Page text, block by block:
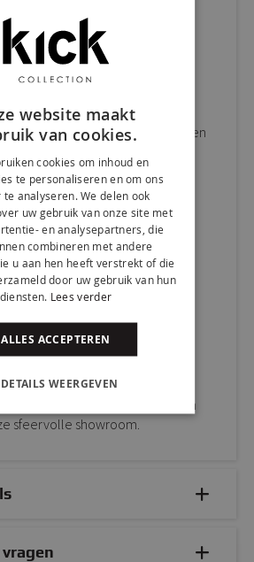
gemêleerde textuurstof
met automatische
zitting voor optimaal
met barkruk YOURI voor een
stijlvolle kleuren,
82 cm
kleur? Vraag eenvoudig gratis
thuis welke uitvoering het
past.
PAX eenvoudig online of kom
sfeervolle showroom.
website maakt
van cookies.
cookies om inhoud en
te personaliseren en om ons
te analyseren. We delen ook
uw gebruik van onze site met
en analysepartners, die
combineren met andere
u aan hen heeft verstrekt of die
door uw gebruik van hun
diensten. Lees verder
ALLES ACCEPTEREN
DETAILS WEERGEVEN